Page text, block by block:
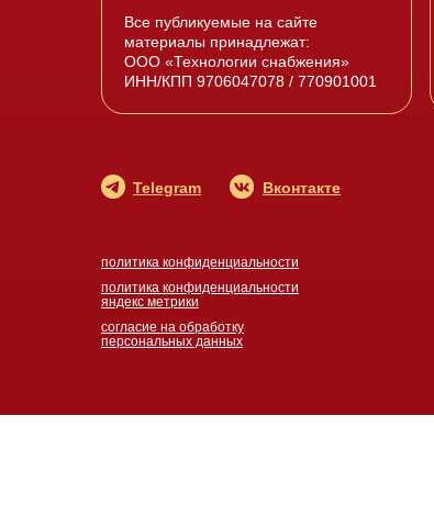
политика конфиденциальности
яндекс метрики
политика конфиденциальности
согласие на обработку
персональных данных
Вконтакте
Telegram
Все публикуемые на сайте
материалы принадлежат:
ООО «Технологии снабжения»
ИНН/КПП 9706047078 / 770901001